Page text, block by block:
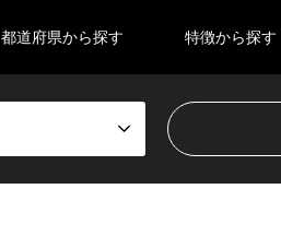
都道府県から探す 特徴から探す